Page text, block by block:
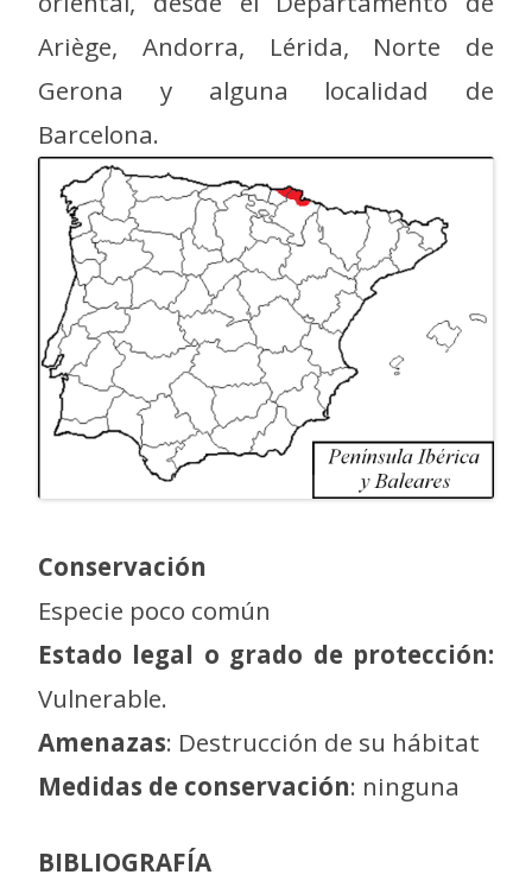
Ariège, Andorra, Lérida, Norte de
Gerona y alguna localidad de
Barcelona.
Conservación
Especie poco común
Estado legal o grado de protección:
Vulnerable.
Amenazas: Destrucción de su hábitat
Medidas de conservación: ninguna
BIBLIOGRAFÍA